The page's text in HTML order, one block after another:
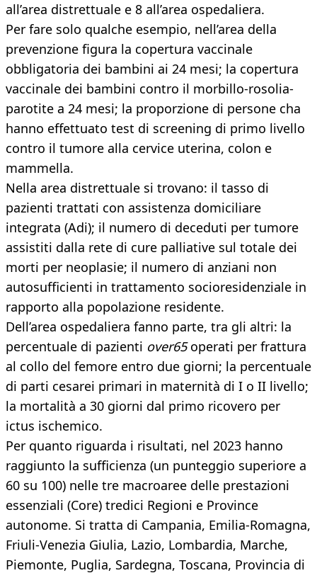
all’area distrettuale e 8 all’area ospedaliera.
Per fare solo qualche esempio, nell’area della
prevenzione figura la copertura vaccinale
obbligatoria dei bambini ai 24 mesi; la copertura
vaccinale dei bambini contro il morbillo-rosolia-
parotite a 24 mesi; la proporzione di persone cha
hanno effettuato test di screening di primo livello
contro il tumore alla cervice uterina, colon e
mammella.
Nella area distrettuale si trovano: il tasso di
pazienti trattati con assistenza domiciliare
integrata (Adi); il numero di deceduti per tumore
assistiti dalla rete di cure palliative sul totale dei
morti per neoplasie; il numero di anziani non
autosufficienti in trattamento socioresidenziale in
rapporto alla popolazione residente.
Dell’area ospedaliera fanno parte, tra gli altri: la
percentuale di pazienti over65operati per frattura
al collo del femore entro due giorni; la percentuale
di parti cesarei primari in maternità di I o II livello;
la mortalità a 30 giorni dal primo ricovero per
ictus ischemico.
Per quanto riguarda i risultati, nel 2023 hanno
raggiunto la sufficienza (un punteggio superiore a
60 su 100) nelle tre macroaree delle prestazioni
essenziali (Core) tredici Regioni e Province
autonome. Si tratta di Campania, Emilia-Romagna,
Friuli-Venezia Giulia, Lazio, Lombardia, Marche,
Piemonte, Puglia, Sardegna, Toscana, Provincia di